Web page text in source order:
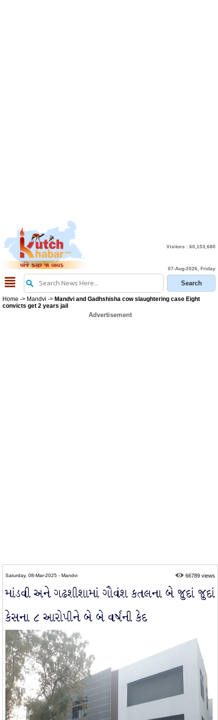
Visitors : 60,153,680
07-Aug-2026, Friday
Home -> Mandvi -> Mandvi and Gadhshisha cow slaughtering case Eight
convicts get 2 years jail
Advertisement
Saturday, 08-Mar-2025 - Mandvi 66789 views
માંડવી અને ગઢશીશામાં ગૌવંશ કતલના બે જુદાં જુદાં
કેસના ૮ આરોપીને બે બે વર્ષની કેદ